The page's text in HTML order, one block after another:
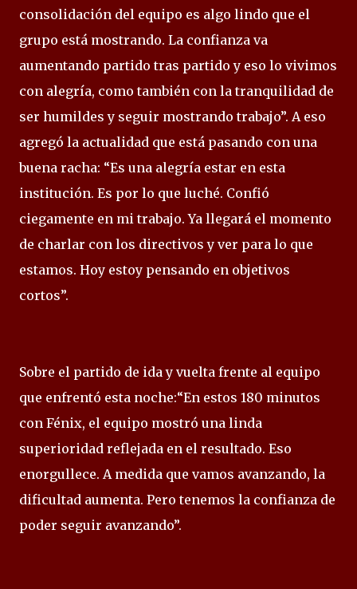
consolidación del equipo es algo lindo que el
grupo está mostrando. La confianza va
aumentando partido tras partido y eso lo vivimos
con alegría, como también con la tranquilidad de
ser humildes y seguir mostrando trabajo”. A eso
agregó la actualidad que está pasando con una
buena racha: “Es una alegría estar en esta
institución. Es por lo que luché. Confió
ciegamente en mi trabajo. Ya llegará el momento
de charlar con los directivos y ver para lo que
estamos. Hoy estoy pensando en objetivos
cortos”.
Sobre el partido de ida y vuelta frente al equipo
que enfrentó esta noche:“En estos 180 minutos
con Fénix, el equipo mostró una linda
superioridad reflejada en el resultado. Eso
enorgullece. A medida que vamos avanzando, la
dificultad aumenta. Pero tenemos la confianza de
poder seguir avanzando”.